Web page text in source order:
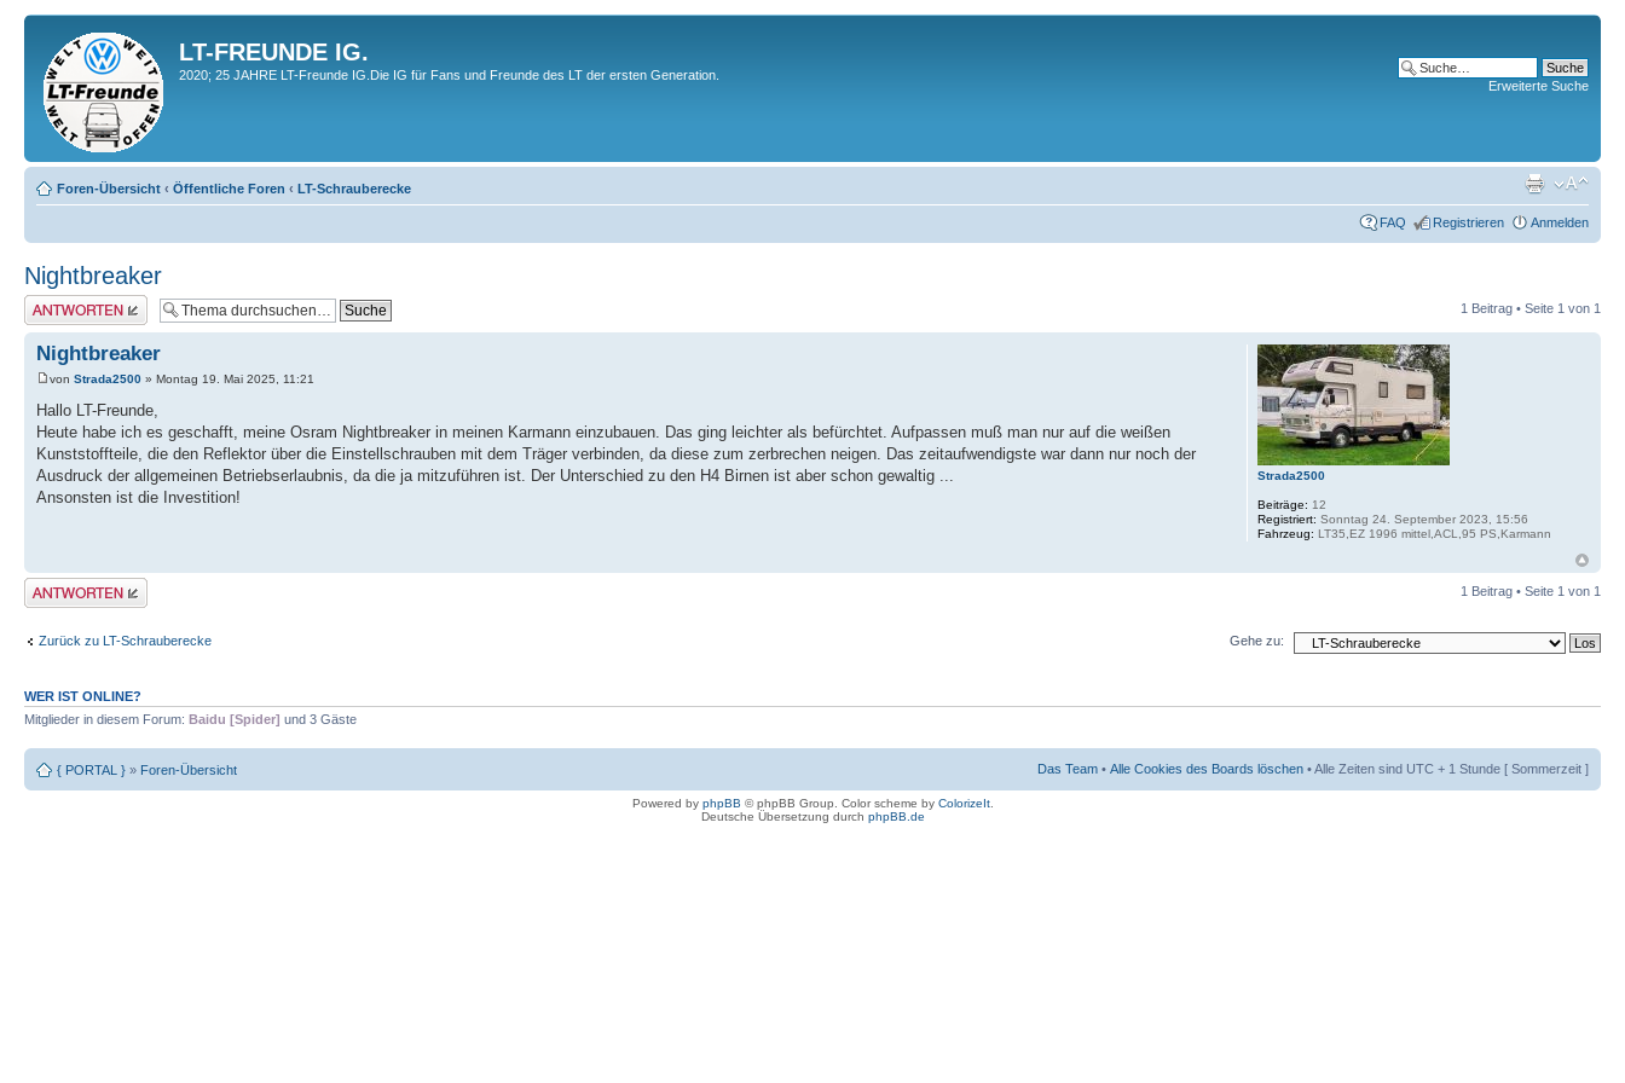
LT-FREUNDE IG.
2020; 25 JAHRE LT-Freunde IG.Die IG für Fans und Freunde des LT der ersten Generation.
Erweiterte Suche
Foren-Übersicht ‹ Öffentliche Foren ‹ LT-Schrauberecke
FAQ Registrieren Anmelden
Nightbreaker
Antwort erstellen 1 Beitrag • Seite 1 von 1
Nightbreaker
von Strada2500 » Montag 19. Mai 2025, 11:21
Hallo LT-Freunde,
Heute habe ich es geschafft, meine Osram Nightbreaker in meinen Karmann einzubauen. Das ging leichter als befürchtet. Aufpassen muß man nur auf die weißen
Kunststoffteile, die den Reflektor über die Einstellschrauben mit dem Träger verbinden, da diese zum zerbrechen neigen. Das zeitaufwendigste war dann nur noch der
Ausdruck der allgemeinen Betriebserlaubnis, da die ja mitzuführen ist. Der Unterschied zu den H4 Birnen ist aber schon gewaltig ...
Ansonsten ist die Investition!
Strada2500
Beiträge: 12
Registriert: Sonntag 24. September 2023, 15:56
Fahrzeug: LT35,EZ 1996 mittel,ACL,95 PS,Karmann
Antwort erstellen 1 Beitrag • Seite 1 von 1
Zurück zu LT-Schrauberecke Gehe zu:
WER IST ONLINE?
Mitglieder in diesem Forum: Baidu [Spider] und 3 Gäste
{ PORTAL } » Foren-Übersicht Das Team • Alle Cookies des Boards löschen • Alle Zeiten sind UTC + 1 Stunde [ Sommerzeit ]
Powered by phpBB © phpBB Group. Color scheme by ColorizeIt.
Deutsche Übersetzung durch phpBB.de